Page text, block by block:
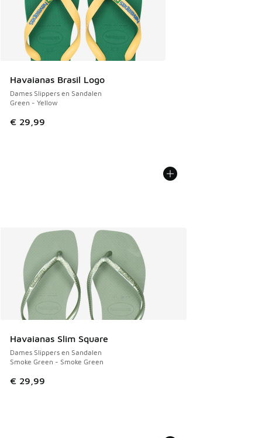
Havaianas Brasil Logo
Dames Slippers en Sandalen
Green - Yellow
€ 29,99
Havaianas Slim Square
Dames Slippers en Sandalen
Smoke Green - Smoke Green
€ 29,99